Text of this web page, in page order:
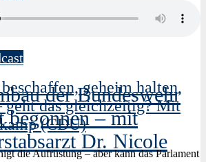
der Bundeswehr
begonnen – mit
Dr. Nicole
geheim halten,
das gleichzeitig? Mit
(CDU)
die Aufrüstung – aber kann das Parlament